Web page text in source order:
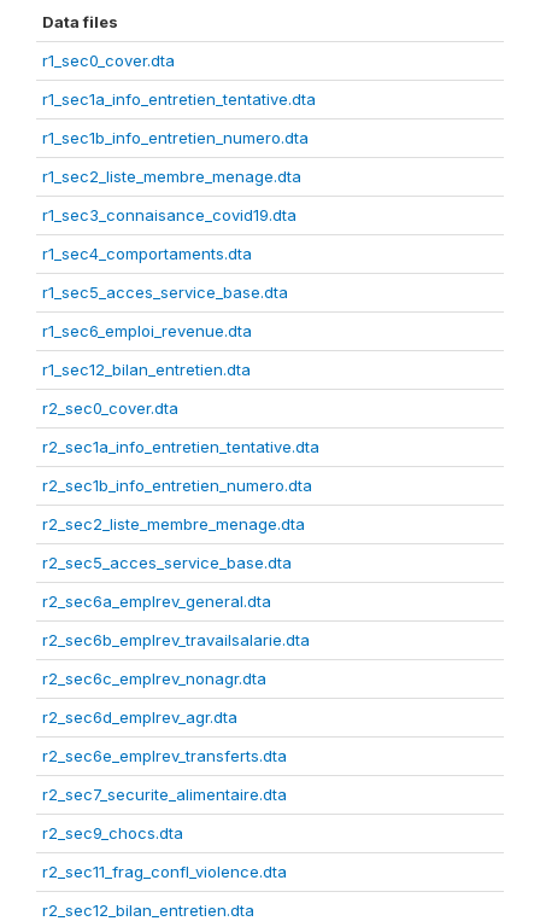
Data files
r1_sec0_cover.dta
r1_sec1a_info_entretien_tentative.dta
r1_sec1b_info_entretien_numero.dta
r1_sec2_liste_membre_menage.dta
r1_sec3_connaisance_covid19.dta
r1_sec4_comportaments.dta
r1_sec5_acces_service_base.dta
r1_sec6_emploi_revenue.dta
r1_sec12_bilan_entretien.dta
r2_sec0_cover.dta
r2_sec1a_info_entretien_tentative.dta
r2_sec1b_info_entretien_numero.dta
r2_sec2_liste_membre_menage.dta
r2_sec5_acces_service_base.dta
r2_sec6a_emplrev_general.dta
r2_sec6b_emplrev_travailsalarie.dta
r2_sec6c_emplrev_nonagr.dta
r2_sec6d_emplrev_agr.dta
r2_sec6e_emplrev_transferts.dta
r2_sec7_securite_alimentaire.dta
r2_sec9_chocs.dta
r2_sec11_frag_confl_violence.dta
r2_sec12_bilan_entretien.dta